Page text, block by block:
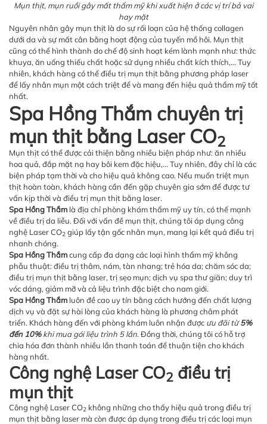
Mụn thịt, mụn ruồi gây mất thẩm mỹ khi xuất hiện ở các vị trí bả vai
hay mặt
Nguyên nhân gây mụn thịt là do sự rối loạn của hệ thống collagen
dưới da và sự mất cân bằng hoạt động của tuyến mồ hôi. Mụn thịt
cũng có thể hình thành do chế độ sinh hoạt kém lành mạnh như: thức
khuya, ăn uống thiếu chất hoặc sử dụng nhiều chất kích thích,... Tuy
nhiên, khách hàng có thể điều trị mụn thịt bằng phương pháp laser
để lấy nhân mụn một cách triệt để và mang đến hiệu quả thẩm mỹ tốt
nhất.
Spa Hồng Thắm chuyên trị
mụn thịt bằng Laser CO2
Mụn thịt có thể được cải thiện bằng nhiều biện pháp như: ăn nhiều
hoa quả, đắp mặt nạ hay bôi kem đặc hiệu,... Tuy nhiên, đây chỉ là các
biện pháp tạm thời và cho hiệu quả không cao. Nếu muốn triệt mụn
thịt hoàn toàn, khách hàng cần đến gặp chuyên gia sớm để được tư
vấn kịp thời và điều trị mụn thịt bằng laser.
Spa Hồng Thắm là địa chỉ phòng khám thẩm mỹ uy tín, có thế mạnh
về điều trị da liễu. Đối với vấn đề mụn thịt, chúng tôi áp dụng công
nghệ Laser CO2 giúp lấy tận gốc nhân mụn, mang lại kết quả điều trị
nhanh chóng.
Spa Hồng Thắmcung cấp đa dạng các loại hình thẩm mỹ không
phẫu thuật: điều trị thâm, nám, tàn nhang; trẻ hóa da; chăm sóc da;
điều trị mụn thịt bằng laser, trị sẹo mụn; dịch vụ spa thư giãn; duy trì
vóc dáng, giảm mỡ và cả liệu trình đặc biệt cho nam giới.
Spa Hồng Thắm luôn đề cao uy tín bằng cách hướng đến chất lượng
dịch vụ và đặt sự hài lòng của khách hàng là phương châm phát
triển. Khách hàng đến với phòng khám luôn nhận được ưu đãi từ5%
đến 10%khi mua gói liệu trình 5 lần. Đồng thời, chúng tôi có hỗ trợ
chia hóa đơn thành nhiều lần thanh toán để thuận tiện cho khách
hàng nhất.
Công nghệ Laser CO2 điều trị
mụn thịt
Công nghệ Laser CO2 không những cho thấy hiệu quả trong điều trị
mụn thịt bằng laser mà còn được áp dụng trong điều trị các loại mụn